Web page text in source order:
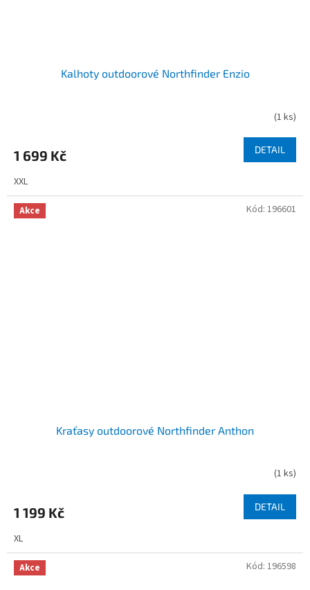
Kalhoty outdoorové Northfinder Enzio
(1 ks)
1 699 Kč DETAIL
XXL
Akce
Kraťasy outdoorové Northfinder Anthon
(1 ks)
1 199 Kč DETAIL
XL
Kód: 196601
Akce Kód: 196598